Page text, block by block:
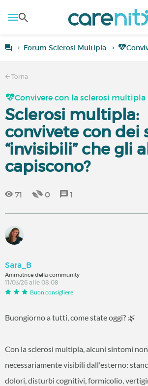
Forum Sclerosi Multipla
Torna
Convivere con la sclerosi multipla
Sclerosi multipla:
convivete con dei
“invisibili” che gli
capiscono?
71 0 1
Sara_B
Animatrice della community
11/03/26 alle 08:08
Buon consigliere
Buongiorno a tutti, come state oggi? 🌿
Con la sclerosi multipla, alcuni sintomi
necessariamente visibili dall'esterno:
dolori, disturbi cognitivi, formicolio,